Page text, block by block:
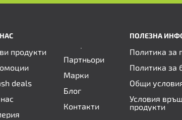
продукти
deals
Партньори
Марки
Блог
Контакти
ПОЛЕЗНА
Политика за
Политика за
Общи
Условия
продукти